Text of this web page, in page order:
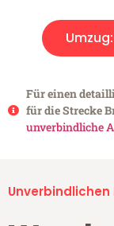
Umzug:
Für einen
für die Strecke
unverbindliche